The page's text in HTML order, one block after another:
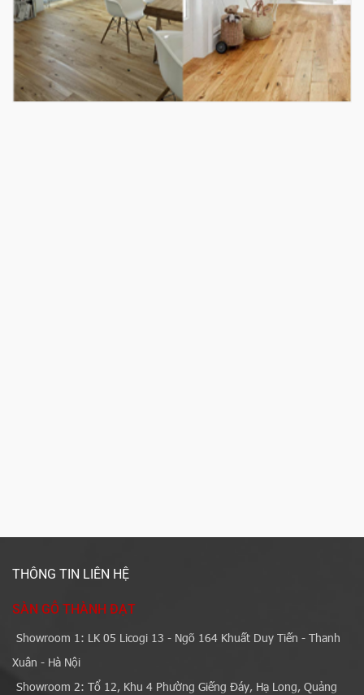
THÔNG TIN LIÊN HỆ
SÀN GỖ THÀNH ĐẠT
Showroom 1: LK 05 Licogi 13 - Ngõ 164 Khuất Duy Tiến - Thanh
Xuân - Hà Nội
Showroom 2: Tổ 12, Khu 4 Phường Giếng Đáy, Hạ Long, Quảng